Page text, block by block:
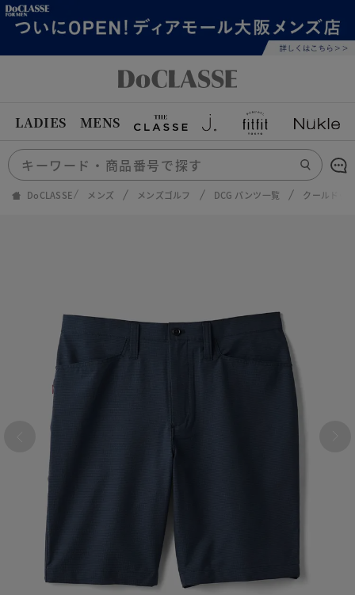
LADIES MENS
DoCLASSE メンズ メンズゴルフ DCG パンツ一覧 クールドッ